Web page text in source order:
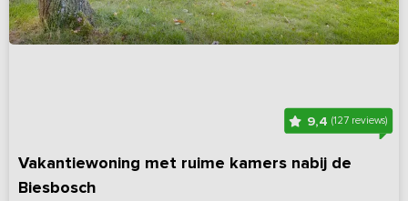
9,4 (127 reviews)
Vakantiewoning met ruime kamers nabij de
Biesbosch